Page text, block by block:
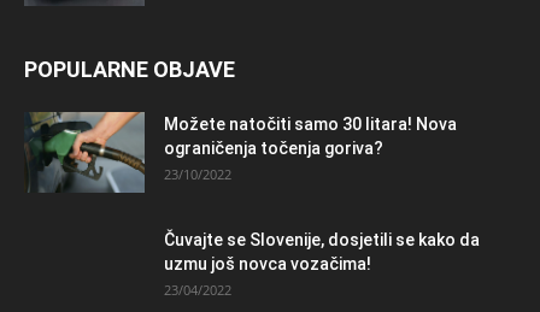
POPULARNE OBJAVE
Možete natočiti samo 30 litara! Nova
ograničenja točenja goriva?
23/10/2022
Čuvajte se Slovenije, dosjetili se kako da
uzmu još novca vozačima!
23/04/2022